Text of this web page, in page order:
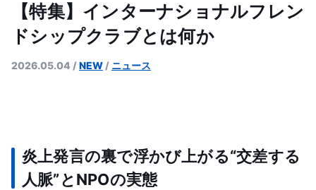
【特集】インターナショナルフレン
ドシップクラブとは何か
2026.05.04 /NEW / ニュース
炎上発言の裏で浮かび上がる“交差する
人脈”とNPOの実態